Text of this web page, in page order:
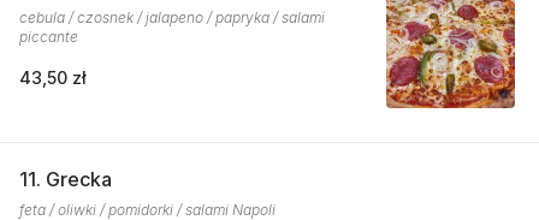
cebula / czosnek / jalapeno / papryka / salami
piccante
43,50 zł
11. Grecka
feta / oliwki / pomidorki / salami Napoli